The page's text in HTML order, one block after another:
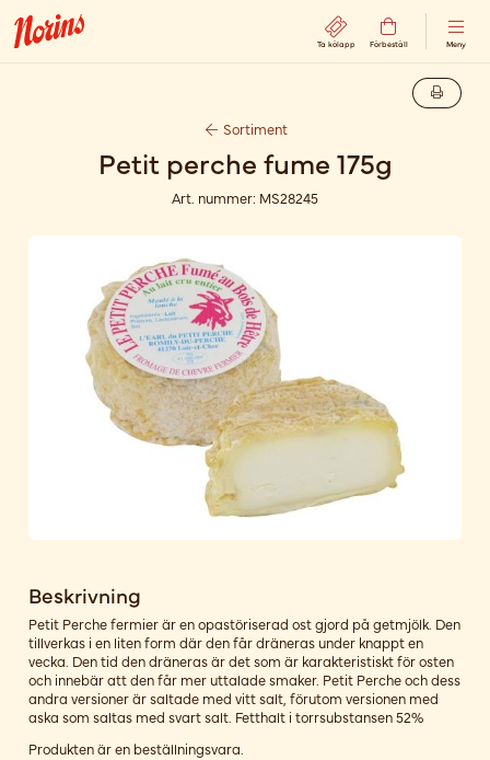
Ta kölapp Förbeställ Meny
Sortiment
Petit perche fume 175g
Art. nummer: MS28245
Beskrivning
Petit Perche fermier är en opastöriserad ost gjord på getmjölk. Den
tillverkas i en liten form där den får dräneras under knappt en
vecka. Den tid den dräneras är det som är karakteristiskt för osten
och innebär att den får mer uttalade smaker. Petit Perche och dess
andra versioner är saltade med vitt salt, förutom versionen med
aska som saltas med svart salt. Fetthalt i torrsubstansen 52%
Produkten är en beställningsvara.